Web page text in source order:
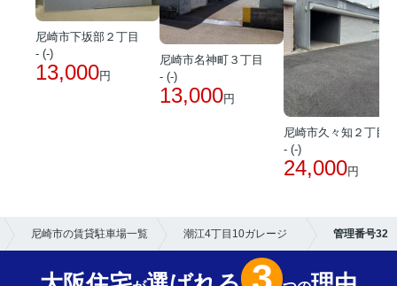
尼崎市下坂部２丁目
- (-)
13,000円
尼崎市名神町３丁目
- (-)
13,000円
尼崎市久々知２丁目
- (-)
24,000円
尼崎市の賃貸駐車場一覧 潮江4丁目10ガレージ 管理番号32